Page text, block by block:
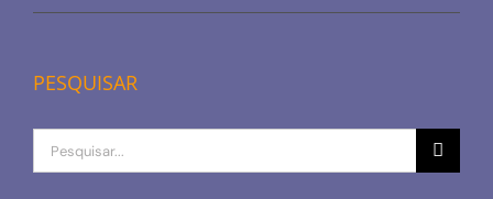
PESQUISAR
Procurar
por